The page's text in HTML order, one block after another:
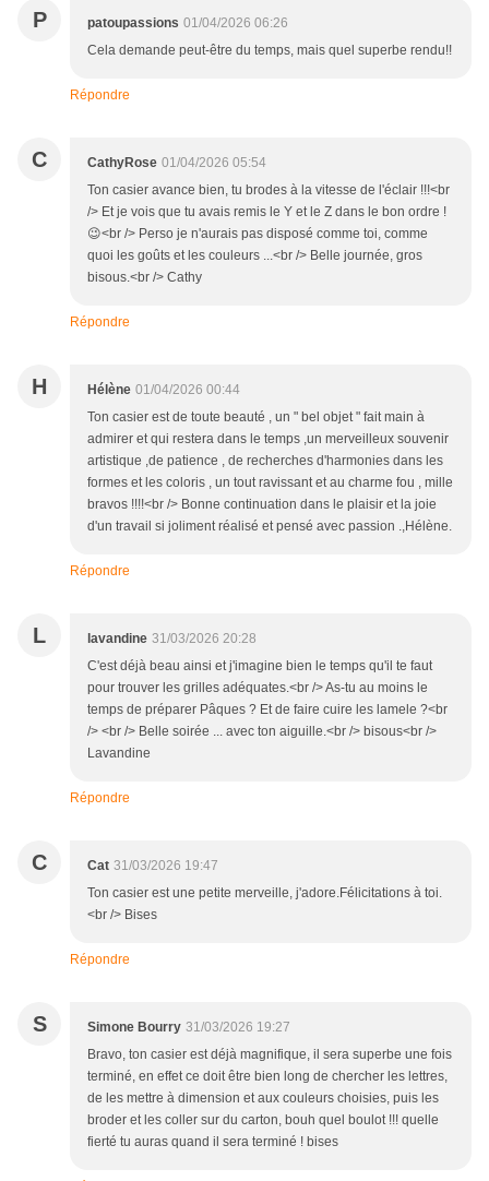
P patoupassions 01/04/2026 06:26
Cela demande peut-être du temps, mais quel superbe rendu!!
Répondre
C CathyRose 01/04/2026 05:54
Ton casier avance bien, tu brodes à la vitesse de l'éclair !!!<br
/> Et je vois que tu avais remis le Y et le Z dans le bon ordre !
😉<br /> Perso je n'aurais pas disposé comme toi, comme
quoi les goûts et les couleurs ...<br /> Belle journée, gros
bisous.<br /> Cathy
Répondre
H Hélène 01/04/2026 00:44
Ton casier est de toute beauté , un " bel objet " fait main à
admirer et qui restera dans le temps ,un merveilleux souvenir
artistique ,de patience , de recherches d'harmonies dans les
formes et les coloris , un tout ravissant et au charme fou , mille
bravos !!!!<br /> Bonne continuation dans le plaisir et la joie
d'un travail si joliment réalisé et pensé avec passion .,Hélène.
Répondre
L lavandine 31/03/2026 20:28
C'est déjà beau ainsi et j'imagine bien le temps qu'il te faut
pour trouver les grilles adéquates.<br /> As-tu au moins le
temps de préparer Pâques ? Et de faire cuire les lamele ?<br
/> <br /> Belle soirée ... avec ton aiguille.<br /> bisous<br />
Lavandine
Répondre
C Cat 31/03/2026 19:47
Ton casier est une petite merveille, j'adore.Félicitations à toi.
<br /> Bises
Répondre
S Simone Bourry 31/03/2026 19:27
Bravo, ton casier est déjà magnifique, il sera superbe une fois
terminé, en effet ce doit être bien long de chercher les lettres,
de les mettre à dimension et aux couleurs choisies, puis les
broder et les coller sur du carton, bouh quel boulot !!! quelle
fierté tu auras quand il sera terminé ! bises